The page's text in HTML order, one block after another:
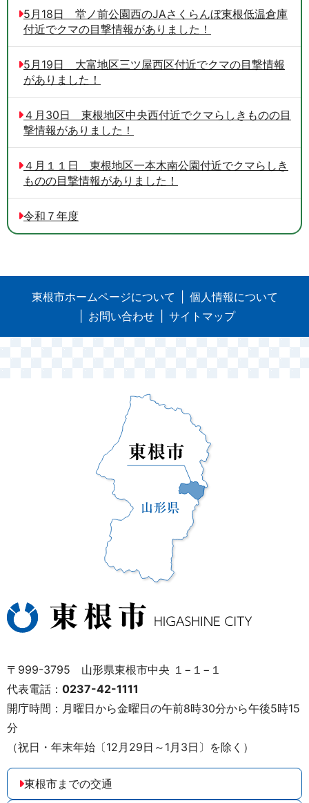
5月18日 堂ノ前公園西のJAさくらんぼ東根低温倉庫
付近でクマの目撃情報がありました！
5月19日 大富地区三ツ屋西区付近でクマの目撃情報
がありました！
４月30日 東根地区中央西付近でクマらしきものの目
撃情報がありました！
４月１１日 東根地区一本木南公園付近でクマらしき
ものの目撃情報がありました！
令和７年度
東根市ホームページについて
個人情報について
お問い合わせ
サイトマップ
〒999-3795 山形県東根市中央 １−１−１
代表電話： 0237-42-1111
開庁時間：月曜日から金曜日の午前8時30分から午後5時15
分
（祝日・年末年始〔12月29日～1月3日〕を除く）
東根市までの交通